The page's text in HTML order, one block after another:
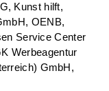
Kunst hilft,
OENB,
Service Center
Werbeagentur
GmbH,